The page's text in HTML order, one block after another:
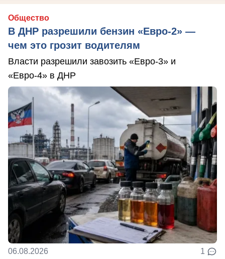
Общество
В ДНР разрешили бензин «Евро-2» —
чем это грозит водителям
Власти разрешили завозить «Евро-3» и
«Евро-4» в ДНР
06.08.2026 1